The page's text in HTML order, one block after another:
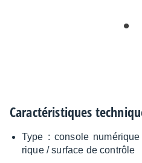
Carac­té­ris­tiques
Type : console
rique / surface de contrôle